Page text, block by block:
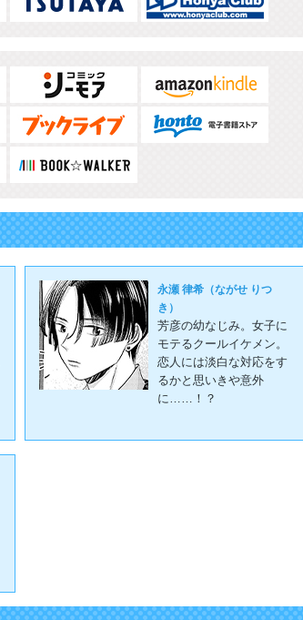
永瀬 律希（ながせ りつ
き）
芳彦の幼なじみ。女子に
モテるクールイケメン。
恋人には淡白な対応をす
るかと思いきや意外
に……！？